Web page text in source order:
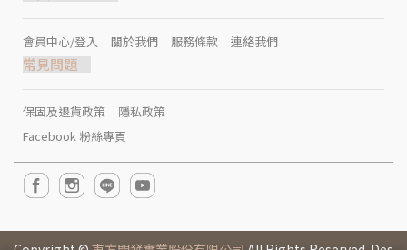
會員中心/登入 關於我們 服務條款 連絡我們
常見問題
保固及退貨政策
隱私政策
Facebook 粉絲專頁